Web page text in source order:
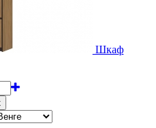
Шкаф